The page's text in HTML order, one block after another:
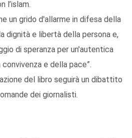
l’islam.
un grido d'allarme in difesa della
dignità e libertà della persona e,
di speranza per un'autentica
e della pace”.
del libro seguirà un dibattito
dei giornalisti.